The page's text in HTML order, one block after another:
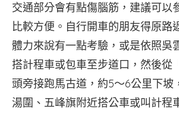
交通部分會有點傷腦筋，建議可以
比較方便。自行開車的朋友得原路
體力來說有一點考驗，或是依照吳
搭計程車或包車至步道口，然後從
頭旁接跑馬古道，約5～6公里下坡
湯圍、五峰旗附近搭公車或叫計程